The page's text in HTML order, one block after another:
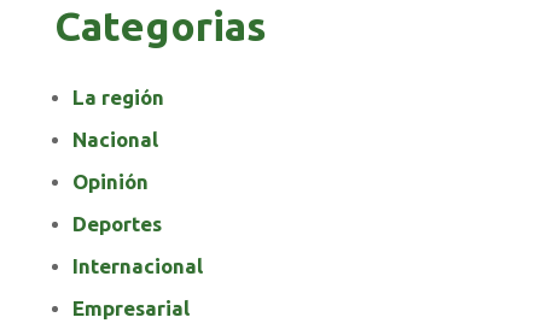
Categorias
La región
Nacional
Opinión
Deportes
Internacional
Empresarial